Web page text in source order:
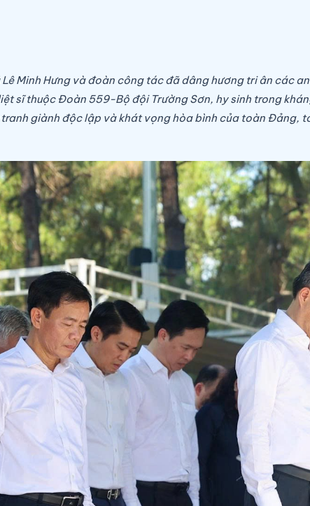
Minh Hưng và đoàn công tác đã dâng hương tri ân các
sĩ thuộc Đoàn 559-Bộ đội Trường Sơn, hy sinh trong
giành độc lập và khát vọng hòa bình của toàn Đảng,